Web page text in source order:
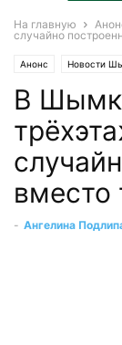
На главную
случайно
Анонс Новости
В
вместо
- Ангелина